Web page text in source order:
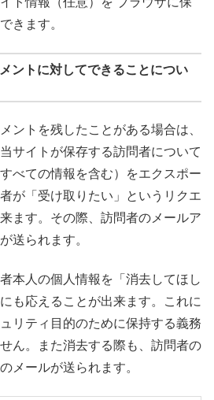
きます。
ントに対してできることについ
ントを残したことがある場合は、
サイトが保存する訪問者について
べての情報を含む）をエクスポー
が「受け取りたい」というリクエ
ます。その際、訪問者のメールア
送られます。
本人の個人情報を「消去してほし
も応えることが出来ます。これに
リティ目的のために保持する義務
ん。また消去する際も、訪問者の
メールが送られます。